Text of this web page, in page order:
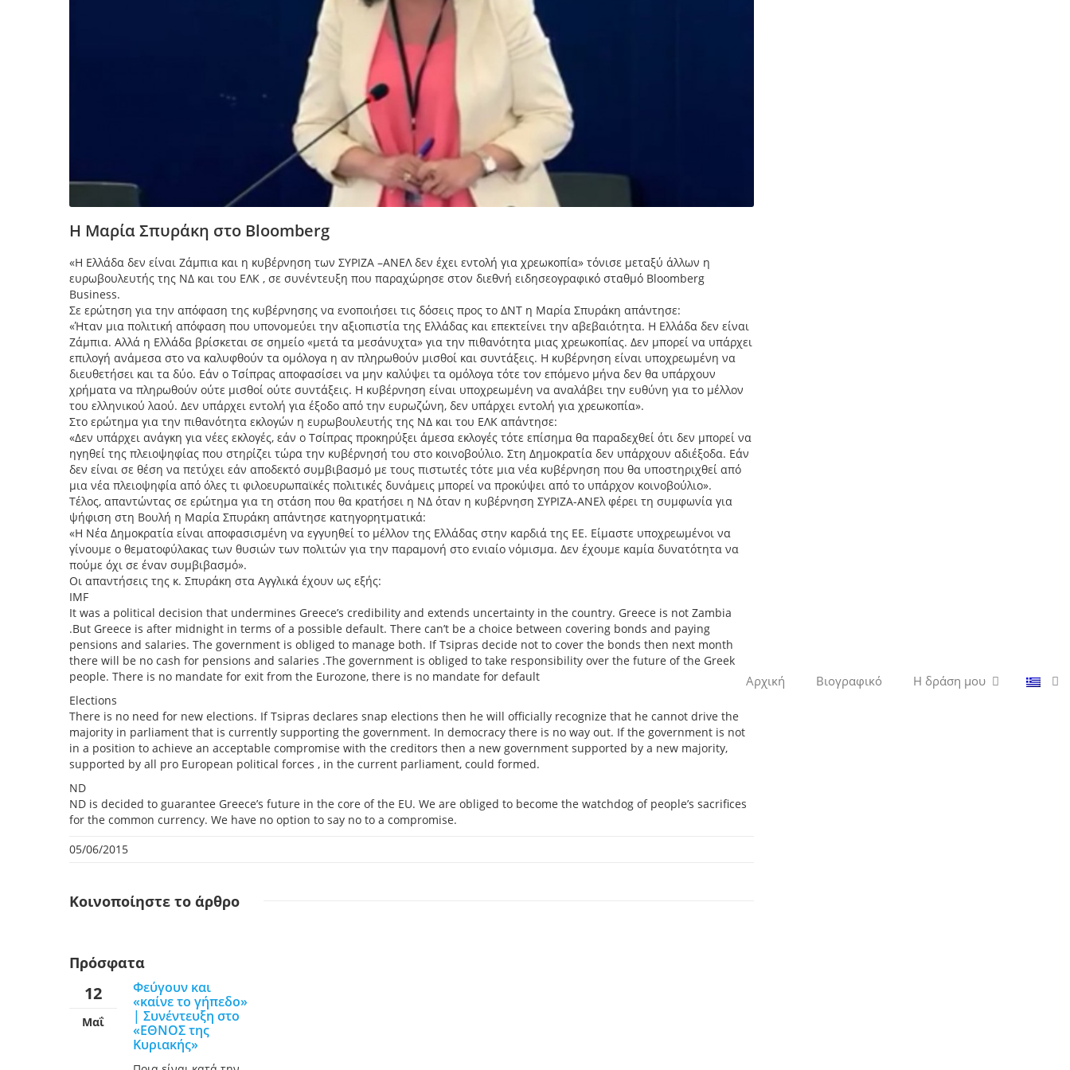
Αρχική Βιογραφικό Η δράση μου
Η Μαρία Σπυράκη στο Bloomberg
«Η Ελλάδα δεν είναι Ζάμπια και η κυβέρνηση των ΣΥΡΙΖΑ –ΑΝΕΛ δεν έχει εντολή για χρεωκοπία» τόνισε μεταξύ άλλων η
ευρωβουλευτής της ΝΔ και του ΕΛΚ , σε συνέντευξη που παραχώρησε στον διεθνή ειδησεογραφικό σταθμό Bloomberg
Business.
Σε ερώτηση για την απόφαση της κυβέρνησης να ενοποιήσει τις δόσεις προς το ΔΝΤ η Μαρία Σπυράκη απάντησε:
«Ήταν μια πολιτική απόφαση που υπονομεύει την αξιοπιστία της Ελλάδας και επεκτείνει την αβεβαιότητα. Η Ελλάδα δεν είναι
Ζάμπια. Αλλά η Ελλάδα βρίσκεται σε σημείο «μετά τα μεσάνυχτα» για την πιθανότητα μιας χρεωκοπίας. Δεν μπορεί να υπάρχει
επιλογή ανάμεσα στο να καλυφθούν τα ομόλογα η αν πληρωθούν μισθοί και συντάξεις. Η κυβέρνηση είναι υποχρεωμένη να
διευθετήσει και τα δύο. Εάν ο Τσίπρας αποφασίσει να μην καλύψει τα ομόλογα τότε τον επόμενο μήνα δεν θα υπάρχουν
χρήματα να πληρωθούν ούτε μισθοί ούτε συντάξεις. Η κυβέρνηση είναι υποχρεωμένη να αναλάβει την ευθύνη για το μέλλον
του ελληνικού λαού. Δεν υπάρχει εντολή για έξοδο από την ευρωζώνη, δεν υπάρχει εντολή για χρεωκοπία».
Στο ερώτημα για την πιθανότητα εκλογών η ευρωβουλευτής της ΝΔ και του ΕΛΚ απάντησε:
«Δεν υπάρχει ανάγκη για νέες εκλογές, εάν ο Τσίπρας προκηρύξει άμεσα εκλογές τότε επίσημα θα παραδεχθεί ότι δεν μπορεί να
ηγηθεί της πλειοψηφίας που στηρίζει τώρα την κυβέρνησή του στο κοινοβούλιο. Στη Δημοκρατία δεν υπάρχουν αδιέξοδα. Εάν
δεν είναι σε θέση να πετύχει εάν αποδεκτό συμβιβασμό με τους πιστωτές τότε μια νέα κυβέρνηση που θα υποστηριχθεί από
μια νέα πλειοψηφία από όλες τι φιλοευρωπαϊκές πολιτικές δυνάμεις μπορεί να προκύψει από το υπάρχον κοινοβούλιο».
Τέλος, απαντώντας σε ερώτημα για τη στάση που θα κρατήσει η ΝΔ όταν η κυβέρνηση ΣΥΡΙΖΑ-ΑΝΕλ φέρει τη συμφωνία για
ψήφιση στη Βουλή η Μαρία Σπυράκη απάντησε κατηγορητματικά:
«Η Νέα Δημοκρατία είναι αποφασισμένη να εγγυηθεί το μέλλον της Ελλάδας στην καρδιά της ΕΕ. Είμαστε υποχρεωμένοι να
γίνουμε ο θεματοφύλακας των θυσιών των πολιτών για την παραμονή στο ενιαίο νόμισμα. Δεν έχουμε καμία δυνατότητα να
πούμε όχι σε έναν συμβιβασμό».
Οι απαντήσεις της κ. Σπυράκη στα Αγγλικά έχουν ως εξής:
IMF
It was a political decision that undermines Greece’s credibility and extends uncertainty in the country. Greece is not Zambia
.But Greece is after midnight in terms of a possible default. There can’t be a choice between covering bonds and paying
pensions and salaries. The government is obliged to manage both. If Tsipras decide not to cover the bonds then next month
there will be no cash for pensions and salaries .The government is obliged to take responsibility over the future of the Greek
people. There is no mandate for exit from the Eurozone, there is no mandate for default
Elections
There is no need for new elections. If Tsipras declares snap elections then he will officially recognize that he cannot drive the
majority in parliament that is currently supporting the government. In democracy there is no way out. If the government is not
in a position to achieve an acceptable compromise with the creditors then a new government supported by a new majority,
supported by all pro European political forces , in the current parliament, could formed.
ND
ND is decided to guarantee Greece’s future in the core of the EU. We are obliged to become the watchdog of people’s sacrifices
for the common currency. We have no option to say no to a compromise.
05/06/2015
Κοινοποίηστε το άρθρο
Πρόσφατα
12
Μαΐ
Φεύγουν και
«καίνε το γήπεδο»
| Συνέντευξη στο
«ΕΘΝΟΣ της
Κυριακής»